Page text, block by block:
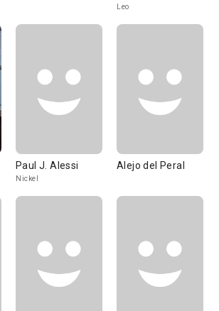
Leo
Paul J. Alessi
Nickel
Alejo del Peral